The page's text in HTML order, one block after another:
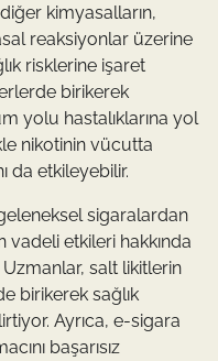
kimyasalların,
reaksiyonlar üzerine
risklerine işaret
birikerek
yolu hastalıklarına yol
nikotinin vücutta
da etkileyebilir.
sigaralardan
vadeli etkileri hakkında
salt likitlerin
birikerek sağlık
Ayrıca, e-sigara
başarısız